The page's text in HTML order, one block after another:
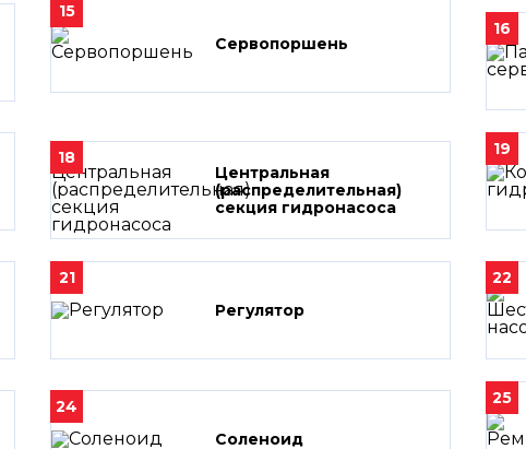
15
Сервопоршень
16
18
Центральная
(распределительная)
секция гидронасоса
19
21
Регулятор
22
24
Соленоид
25